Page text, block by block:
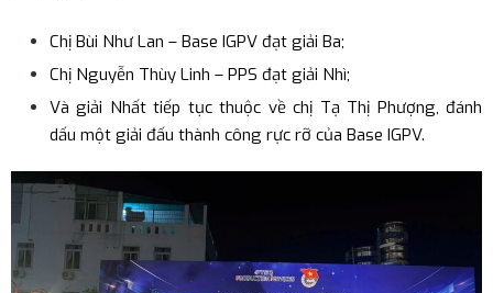
Chị Bùi Như Lan – Base IGPV đạt giải Ba;
Chị Nguyễn Thùy Linh – PPS đạt giải Nhì;
Và giải Nhất tiếp tục thuộc về chị Tạ Thị Phượng, đánh
dấu một giải đấu thành công rực rỡ của Base IGPV.